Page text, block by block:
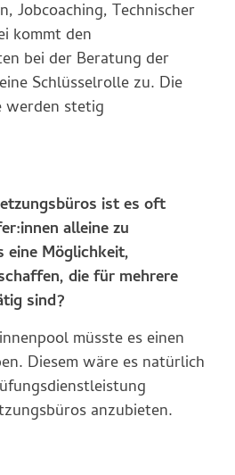
Jobcoaching, Technischer
kommt den
bei der Beratung der
Schlüsselrolle zu. Die
werden stetig
ist es oft
alleine zu
eine Möglichkeit,
die für mehrere
sind?
müsste es einen
Diesem wäre es natürlich
anzubieten.